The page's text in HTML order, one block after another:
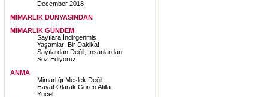
December 2018
MİMARLIK DÜNYASINDAN
MİMARLIK GÜNDEM
Sayılara İndirgenmiş
Yaşamlar: Bir Dakika!
Sayılardan Değil, İnsanlardan
Söz Ediyoruz
ANMA
Mimarlığı Meslek Değil,
Hayat Olarak Gören Atilla
Yücel